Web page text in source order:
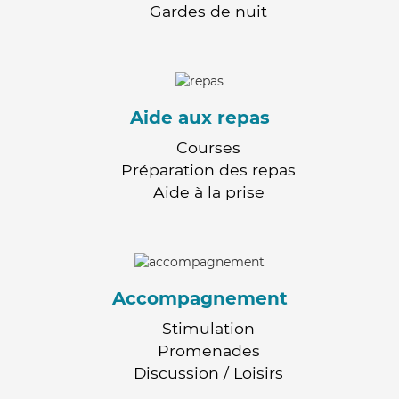
Gardes de nuit
Aide aux repas
Courses
Préparation des repas
Aide à la prise
Accompagnement
Stimulation
Promenades
Discussion / Loisirs